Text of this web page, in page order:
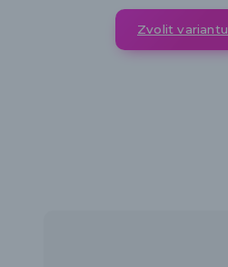
Zvolit variantu